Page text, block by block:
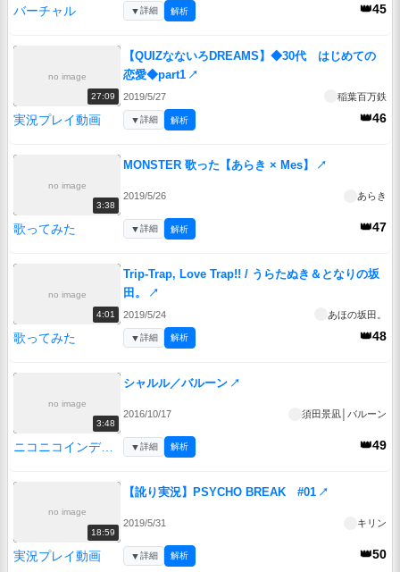
バーチャル 👑45
▼詳細 解析
no image
27:09
【QUIZなないろDREAMS】◆30代 はじめての
恋愛◆part1 ↗
2019/5/27 稲葉百万鉄
実況プレイ動画 👑46
▼詳細 解析
no image
3:38
MONSTER 歌った【あらき × Mes】 ↗
2019/5/26 あらき
歌ってみた 👑47
▼詳細 解析
no image
4:01
Trip-Trap, Love Trap!! / うらたぬき＆となりの坂
田。
↗
2019/5/24 あほの坂田。
歌ってみた 👑48
▼詳細 解析
no image
3:48
シャルル／バルーン ↗
2016/10/17 須田景凪│バルーン
ニコニコインディーズ 👑49
▼詳細 解析
no image
18:59
【訛り実況】PSYCHO BREAK #01 ↗
2019/5/31 キリン
実況プレイ動画 👑50
▼詳細 解析